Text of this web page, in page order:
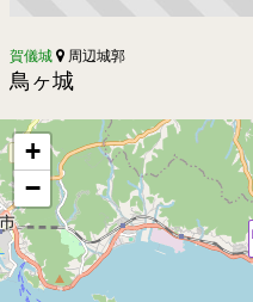
賀儀城 周辺城郭
鳥ヶ城
+
−